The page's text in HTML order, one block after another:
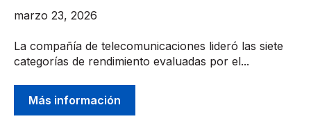
marzo 23, 2026
La compañía de telecomunicaciones lideró las siete
categorías de rendimiento evaluadas por el...
Más información